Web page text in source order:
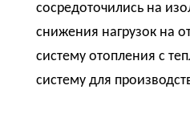
сосредоточились на
снижения нагрузок на
систему отопления с
систему для